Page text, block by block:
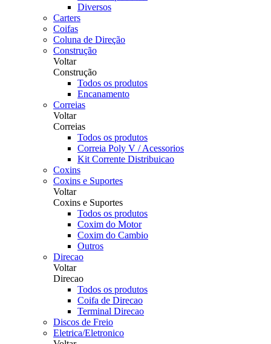
Diversos
Carters
Coifas
Coluna de Direção
Construção
Voltar
Construção
Todos os produtos
Encanamento
Correias
Voltar
Correias
Todos os produtos
Correia Poly V / Acessorios
Kit Corrente Distribuicao
Coxins
Coxins e Suportes
Voltar
Coxins e Suportes
Todos os produtos
Coxim do Motor
Coxim do Cambio
Outros
Direcao
Voltar
Direcao
Todos os produtos
Coifa de Direcao
Terminal Direcao
Discos de Freio
Eletrica/Eletronico